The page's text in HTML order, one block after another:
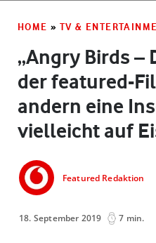
HOME » TV &
„Angry Birds –
der featured-
andern eine
vielleicht auf
Featured Redaktion
18. September 2019 7 min.